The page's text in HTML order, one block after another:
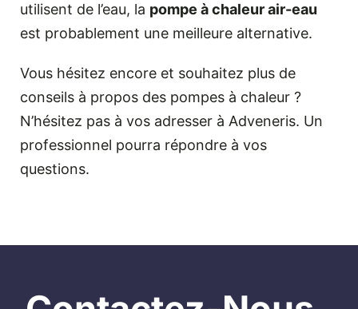
utilisent de l’eau, la pompe à chaleur air-eau
est probablement une meilleure alternative.
Vous hésitez encore et souhaitez plus de
conseils à propos des pompes à chaleur ?
N’hésitez pas à vos adresser à Adveneris. Un
professionnel pourra répondre à vos
questions.